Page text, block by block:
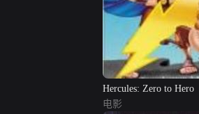
Hercules: Zero to Hero
电影